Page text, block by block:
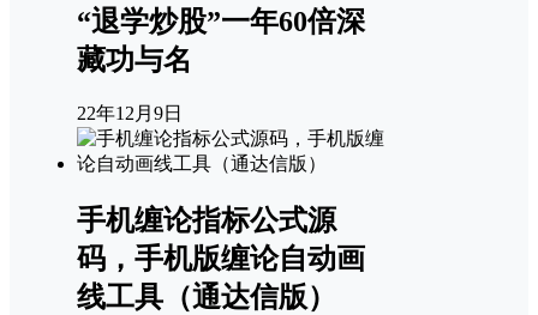
“退学炒股”一年60倍深
藏功与名
22年12月9日
手机缠论指标公式源
码，手机版缠论自动画
线工具（通达信版）